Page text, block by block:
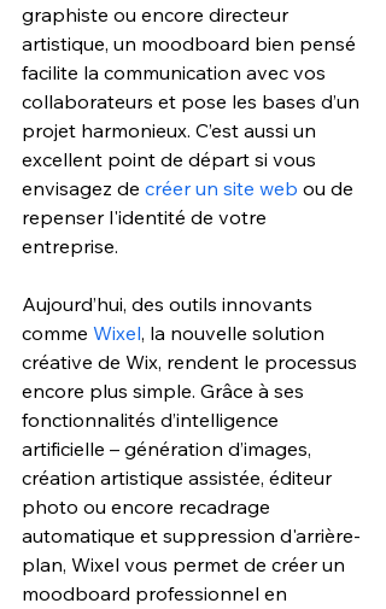
graphiste ou encore directeur
artistique, un moodboard bien pensé
facilite la communication avec vos
collaborateurs et pose les bases d’un
projet harmonieux. C’est aussi un
excellent point de départ si vous
envisagez de créer un site web ou de
repenser l'identité de votre
entreprise.
Aujourd’hui, des outils innovants
comme Wixel, la nouvelle solution
créative de Wix, rendent le processus
encore plus simple. Grâce à ses
fonctionnalités d’intelligence
artificielle – génération d’images,
création artistique assistée, éditeur
photo ou encore recadrage
automatique et suppression d'arrière-
plan, Wixel vous permet de créer un
moodboard professionnel en